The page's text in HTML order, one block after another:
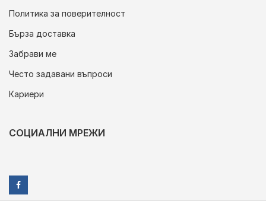
Политика за поверителност
Бърза доставка
Забрави ме
Често задавани въпроси
Кариери
СОЦИАЛНИ МРЕЖИ